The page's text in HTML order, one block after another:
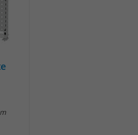
zu berechnen und
der Website für den
der Website zu
generierte Nummer zu,
Besucher zu
Die Daten werde lokal
Server gespeichert und
Unternehmen